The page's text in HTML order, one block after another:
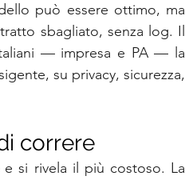
può essere ottimo, ma
sbagliato, senza log. Il
— impresa e PA — la
su privacy, sicurezza,
correre
si rivela il più costoso. La